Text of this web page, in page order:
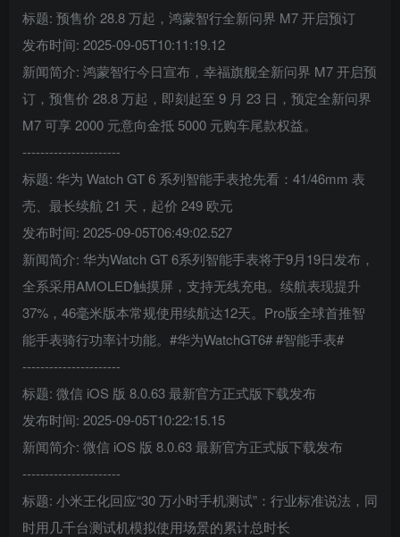
标题: 预售价 28.8 万起，鸿蒙智行全新问界 M7 开启预订
发布时间: 2025-09-05T10:11:19.12
新闻简介: 鸿蒙智行今日宣布，幸福旗舰全新问界 M7 开启预
订，预售价 28.8 万起，即刻起至 9 月 23 日，预定全新问界
M7 可享 2000 元意向金抵 5000 元购车尾款权益。
----------------------
标题: 华为 Watch GT 6 系列智能手表抢先看：41/46mm 表
壳、最长续航 21 天，起价 249 欧元
发布时间: 2025-09-05T06:49:02.527
新闻简介: 华为Watch GT 6系列智能手表将于9月19日发布，
全系采用AMOLED触摸屏，支持无线充电。续航表现提升
37%，46毫米版本常规使用续航达12天。Pro版全球首推智
能手表骑行功率计功能。#华为WatchGT6# #智能手表#
----------------------
标题: 微信 iOS 版 8.0.63 最新官方正式版下载发布
发布时间: 2025-09-05T10:22:15.15
新闻简介: 微信 iOS 版 8.0.63 最新官方正式版下载发布
----------------------
标题: 小米王化回应“30 万小时手机测试”：行业标准说法，同
时用几千台测试机模拟使用场景的累计总时长